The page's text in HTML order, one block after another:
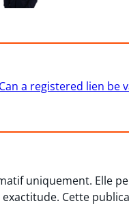
Can a registered lien be
uniquement. Elle
Cette